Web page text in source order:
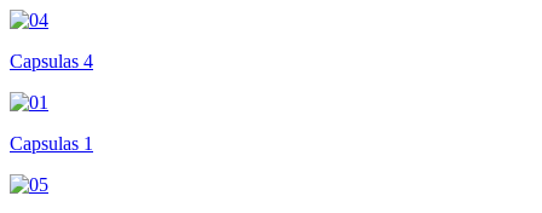
Capsulas 4
Capsulas 1